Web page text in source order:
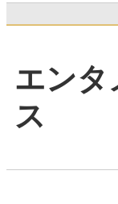
エンタ
ス